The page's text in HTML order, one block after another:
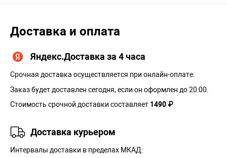
Доставка и оплата
Яндекс.Доставка за 4 часа
Срочная доставка осуществляется при онлайн-оплате.
Заказ будет доставлен сегодня, если он оформлен до 20:00.
Стоимость срочной доставки составляет 1490 ₽
Доставка курьером
Интервалы доставки в пределах МКАД: